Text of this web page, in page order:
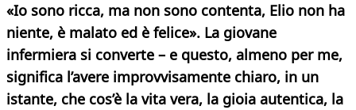
«Io sono ricca, ma non sono contenta, Elio non ha
niente, è malato ed è felice». La giovane
infermiera si converte – e questo, almeno per me,
significa l’avere improvvisamente chiaro, in un
istante, che cos’è la vita vera, la gioia autentica, la